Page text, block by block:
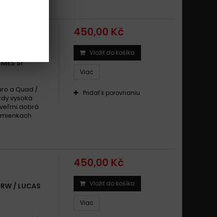
SI
a Quad /
vysoká
dobrá
450,00 Kč
Vložiť do košíka
Viac
Pridať k porovnaniu
/ LUCAS
450,00 Kč
Vložiť do košíka
Viac